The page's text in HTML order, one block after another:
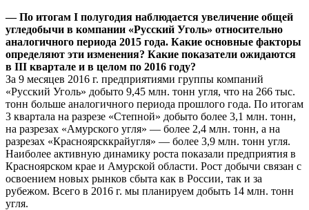
— По итогам I полугодия наблюдается увеличение общей
угледобычи в компании «Русский Уголь» относительно
аналогичного периода 2015 года. Какие основные факторы
определяют эти изменения? Какие показатели ожидаются
в III квартале и в целом по 2016 году?
За 9 месяцев 2016 г. предприятиями группы компаний
«Русский Уголь» добыто 9,45 млн. тонн угля, что на 266 тыс.
тонн больше аналогичного периода прошлого года. По итогам
3 квартала на разрезе «Степной» добыто более 3,1 млн. тонн,
на разрезах «Амурского угля» — более 2,4 млн. тонн, а на
разрезах «Красноярсккрайугля» — более 3,9 млн. тонн угля.
Наиболее активную динамику роста показали предприятия в
Красноярском крае и Амурской области. Рост добычи связан с
освоением новых рынков сбыта как в России, так и за
рубежом. Всего в 2016 г. мы планируем добыть 14 млн. тонн
угля.